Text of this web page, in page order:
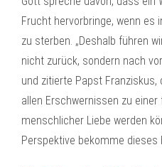
Frucht hervorbringe, wenn es
zu sterben. „Deshalb führen
nicht zurück, sondern nach
und zitierte Papst
allen Erschwernissen zu
menschlicher Liebe werden
Perspektive bekomme dieses